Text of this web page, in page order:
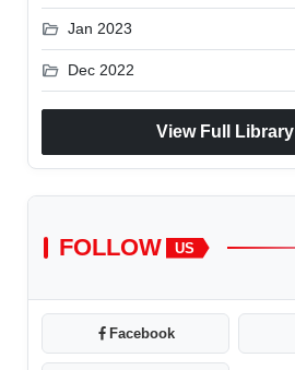
folder_open Jan 2023
folder_open Dec 2022
View Full Library
FOLLOW US
Facebook